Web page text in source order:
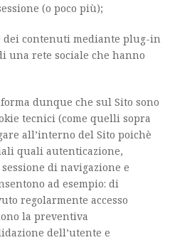
(o poco più);
dei contenuti mediante plug-in
una rete sociale che hanno
dunque che sul Sito sono
tecnici (come quelli sopra
all’interno del Sito poichè
quali autenticazione,
di navigazione e
ad esempio: di
regolarmente accesso
la preventiva
dell’utente e